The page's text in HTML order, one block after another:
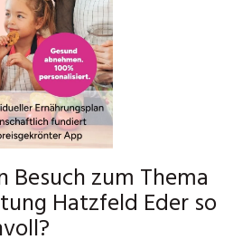
Besuch zum Thema
Hatzfeld Eder so